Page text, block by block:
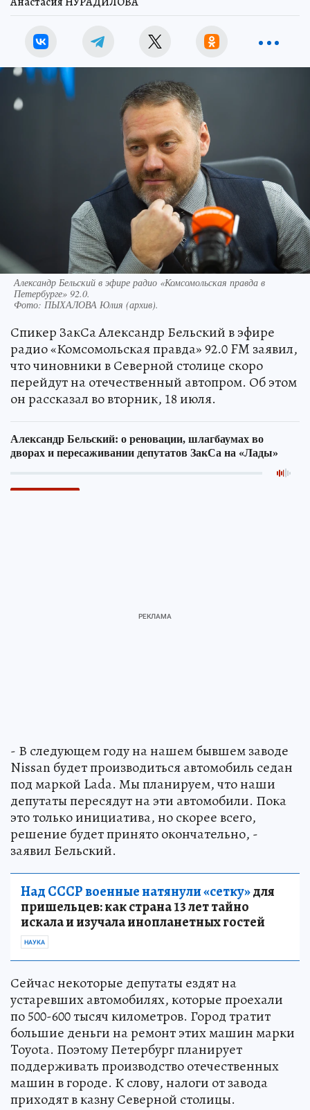
Александр Бельский в эфире радио «Комсомольская правда в
Петербурге» 92.0.
Фото: ПЫХАЛОВА Юлия (архив).
Спикер ЗакСа Александр Бельский в эфире
радио «Комсомольская правда» 92.0 FM заявил,
что чиновники в Северной столице скоро
перейдут на отечественный автопром. Об этом
он рассказал во вторник, 18 июля.
- В следующем году на нашем бывшем заводе
Nissan будет производиться автомобиль седан
под маркой Lada. Мы планируем, что наши
депутаты пересядут на эти автомобили. Пока
это только инициатива, но скорее всего,
решение будет принято окончательно, -
заявил Бельский.
Над СССР военные натянули «сетку»для
пришельцев: как страна 13 лет тайно
искала и изучала инопланетных гостей
НАУКА
Сейчас некоторые депутаты ездят на
устаревших автомобилях, которые проехали
по 500-600 тысяч километров. Город тратит
большие деньги на ремонт этих машин марки
Toyota. Поэтому Петербург планирует
поддерживать производство отечественных
машин в городе. К слову, налоги от завода
приходят в казну Северной столицы.